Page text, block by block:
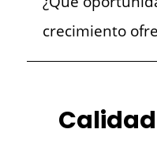
crecimiento